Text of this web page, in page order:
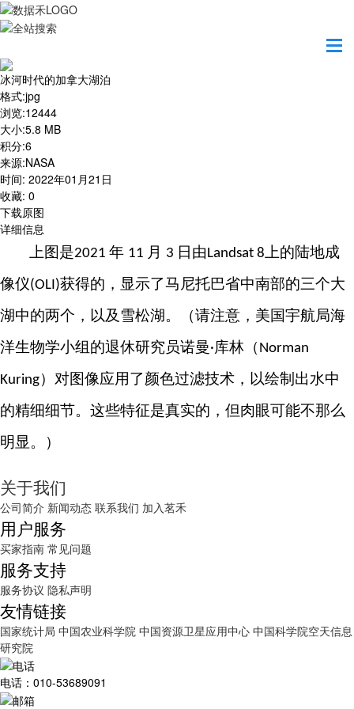
冰河时代的加拿大湖泊
格式:jpg
浏览:12444
大小:5.8 MB
积分:6
来源:NASA
时间: 2022年01月21日
收藏: 0
下载原图
详细信息
上图是2021 年 11 月 3 日由Landsat 8上的陆地成
像仪(OLI)获得的，显示了马尼托巴省中南部的三个大
湖中的两个，以及雪松湖。（请注意，美国宇航局海
洋生物学小组的退休研究员诺曼·库林（ Norman
Kuring）对图像应用了颜色过滤技术，以绘制出水中
的精细细节。这些特征是真实的，但肉眼可能不那么
明显。）
关于我们
公司简介 新闻动态 联系我们 加入茗禾
用户服务
买家指南 常见问题
服务支持
服务协议 隐私声明
友情链接
国家统计局 中国农业科学院 中国资源卫星应用中心 中国科学院空天信息
研究院
电话：010-53689091